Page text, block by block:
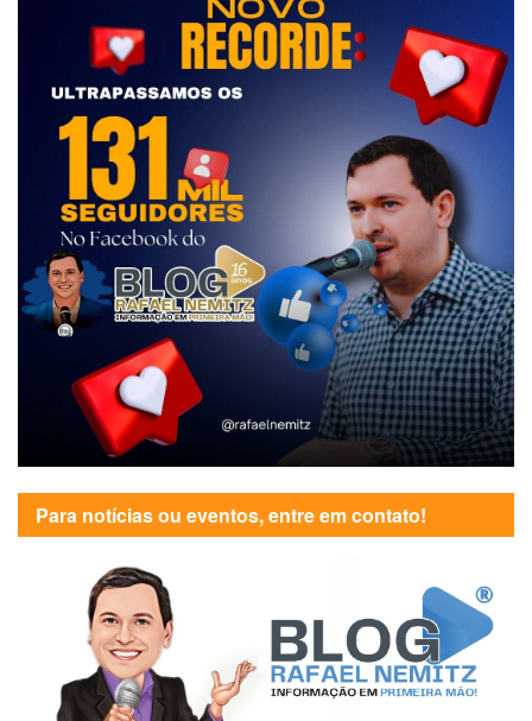
Para notícias ou eventos, entre em contato!